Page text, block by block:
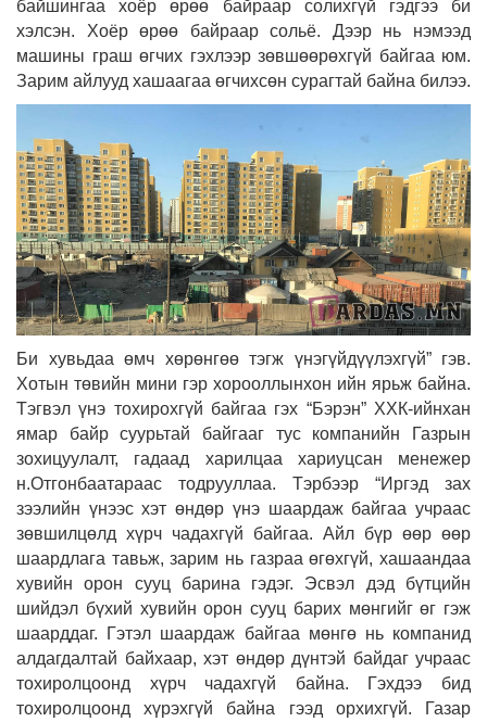
байшингаа хоёр өрөө байраар солихгүй гэдгээ би
хэлсэн. Хоёр өрөө байраар сольё. Дээр нь нэмээд
машины граш өгчих гэхлээр зөвшөөрөхгүй байгаа юм.
Зарим айлууд хашаагаа өгчихсөн сурагтай байна билээ.
Би хувьдаа өмч хөрөнгөө тэгж үнэгүйдүүлэхгүй” гэв.
Хотын төвийн мини гэр хорооллынхон ийн ярьж байна.
Тэгвэл үнэ тохирохгүй байгаа гэх “Бэрэн” ХХК-ийнхан
ямар байр суурьтай байгааг тус компанийн Газрын
зохицуулалт, гадаад харилцаа хариуцсан менежер
н.Отгонбаатараас тодрууллаа. Тэрбээр “Иргэд зах
зээлийн үнээс хэт өндөр үнэ шаардаж байгаа учраас
зөвшилцөлд хүрч чадахгүй байгаа. Айл бүр өөр өөр
шаардлага тавьж, зарим нь газраа өгөхгүй, хашаандаа
хувийн орон сууц барина гэдэг. Эсвэл дэд бүтцийн
шийдэл бүхий хувийн орон сууц барих мөнгийг өг гэж
шаарддаг. Гэтэл шаардаж байгаа мөнгө нь компанид
алдагдалтай байхаар, хэт өндөр дүнтэй байдаг учраас
тохиролцоонд хүрч чадахгүй байна. Гэхдээ бид
тохиролцоонд хүрэхгүй байна гээд орхихгүй. Газар